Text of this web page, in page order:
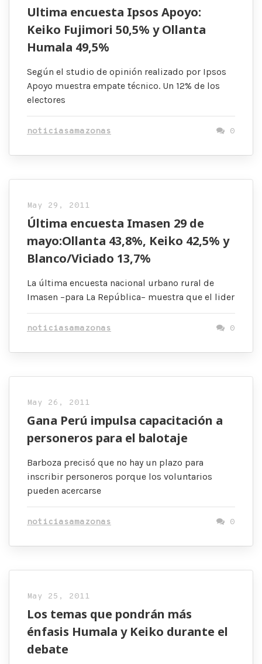
Ultima encuesta Ipsos Apoyo:
Keiko Fujimori 50,5% y Ollanta
Humala 49,5%
Según el studio de opinión realizado por Ipsos
Apoyo muestra empate técnico. Un 12% de los
electores
noticiasamazonas 0
May 29, 2011
Última encuesta Imasen 29 de
mayo:Ollanta 43,8%, Keiko 42,5% y
Blanco/Viciado 13,7%
La última encuesta nacional urbano rural de
Imasen –para La República– muestra que el lider
noticiasamazonas 0
May 26, 2011
Gana Perú impulsa capacitación a
personeros para el balotaje
Barboza precisó que no hay un plazo para
inscribir personeros porque los voluntarios
pueden acercarse
noticiasamazonas 0
May 25, 2011
Los temas que pondrán más
énfasis Humala y Keiko durante el
debate